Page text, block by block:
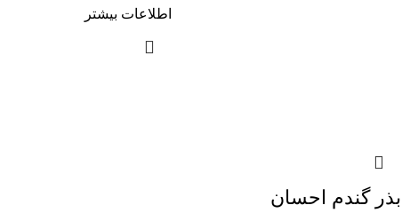
اطلاعات بیشتر
بذر گندم احسان